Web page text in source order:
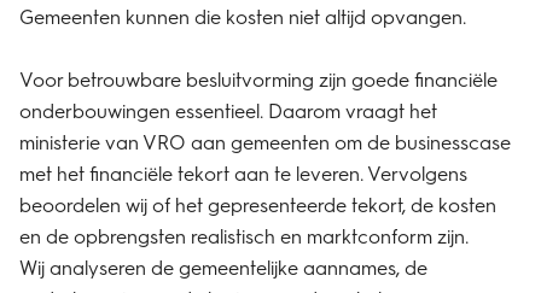
Gemeenten kunnen die kosten niet altijd opvangen.
Voor betrouwbare besluitvorming zijn goede financiële
onderbouwingen essentieel. Daarom vraagt het
ministerie van VRO aan gemeenten om de businesscase
met het financiële tekort aan te leveren. Vervolgens
beoordelen wij of het gepresenteerde tekort, de kosten
en de opbrengsten realistisch en marktconform zijn.
Wij analyseren de gemeentelijke aannames, de